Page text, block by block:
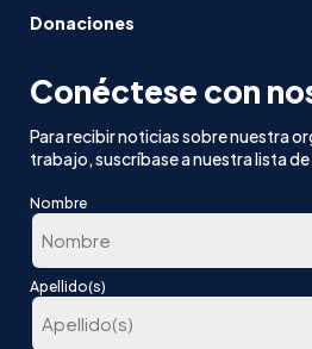
Donaciones
Conéctese con
Para recibir noticias sobre nuestra
trabajo, suscríbase a nuestra lista
Nombre
En
lugar
Apellido(s)